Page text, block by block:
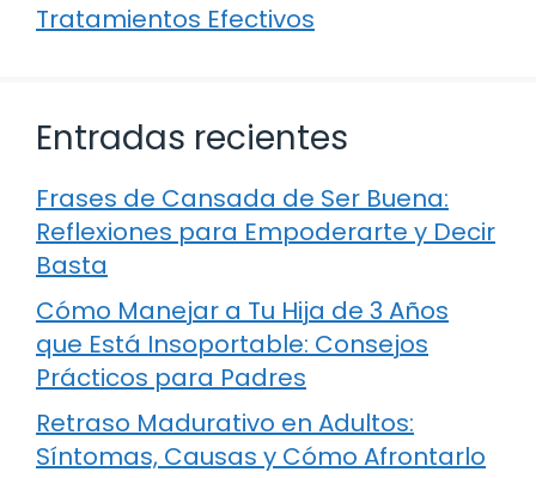
Tratamientos Efectivos
Entradas recientes
Frases de Cansada de Ser Buena:
Reflexiones para Empoderarte y Decir
Basta
Cómo Manejar a Tu Hija de 3 Años
que Está Insoportable: Consejos
Prácticos para Padres
Retraso Madurativo en Adultos:
Síntomas, Causas y Cómo Afrontarlo